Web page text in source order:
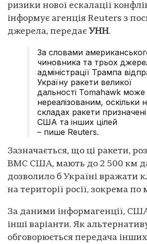
ризики нової ескалації
інформує агенція Reuters з
джерела, передає УНН.
За словами
чиновника та трьох
адміністрації Трампа
Україну ракети великої
дальності Tomahawk
нереалізованим, оскільки
складах ракети
США та інших цілей
– пише Reuters.
Зазначається, що ці ракети,
ВМС США, мають до 2 500 км
дозволило б Україні вражати
на території росії, зокрема по
За даними інформагенції,
інші варіанти. Як
обговорюється передача